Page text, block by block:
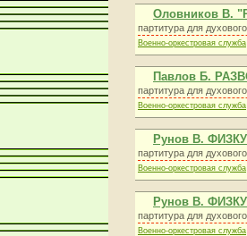
Оловников В.
партитура для
Военно-оркестровая служба
Павлов Б.
партитура для
Военно-оркестровая служба
Рунов В.
партитура для
Военно-оркестровая служба
Рунов В.
партитура для
Военно-оркестровая служба